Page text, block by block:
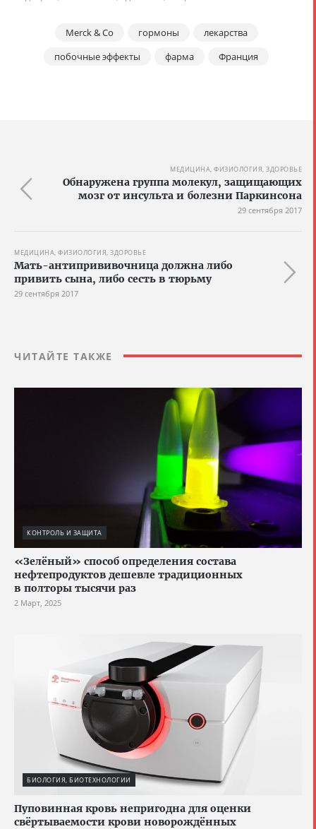
Merck & Co гормоны
лекарства
побочные эффекты
фарма Франция
МЕДИЦИНА, ФИЗИОЛОГИЯ, ЗДОРОВЬЕ
Обнаружена группа молекул, защищающих
мозг от инсульта и болезни Паркинсона
29 сентября 2017
МЕДИЦИНА, ФИЗИОЛОГИЯ, ЗДОРОВЬЕ
Мать-антипрививочница должна либо
привить сына, либо сесть в тюрьму
29 сентября 2017
ЧИТАЙТЕ ТАКЖЕ
КОНТРОЛЬ И ЗАЩИТА
«Зелёный» способ определения состава
нефтепродуктов дешевле традиционных
в полторы тысячи раз
2 Март, 2025
БИОЛОГИЯ, БИОТЕХНОЛОГИИ
Пуповинная кровь непригодна для оценки
свёртываемости крови новорождённых